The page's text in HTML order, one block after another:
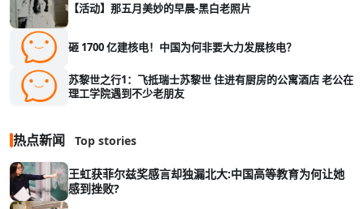
【活动】那五月美妙的早晨-黑白老照片
砸 1700 亿建核电！中国为何非要大力发展核电？
苏黎世之行1：飞抵瑞士苏黎世 住进有厨房的公寓酒店 老公在
理工学院遇到不少老朋友
热点新闻 Top stories
王虹获菲尔兹奖感言却独漏北大:中国高等教育为何让她
感到挫败?